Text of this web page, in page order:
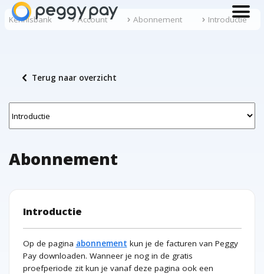
menu
Kennisbank Account Abonnement Introductie
chevron_left Terug naar overzicht
Abonnement
Introductie
Op de pagina abonnement kun je de facturen van Peggy
Pay downloaden. Wanneer je nog in de gratis
proefperiode zit kun je vanaf deze pagina ook een